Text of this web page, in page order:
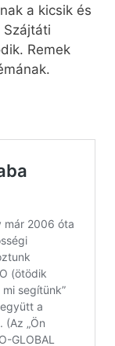
a kicsik és
Szájtáti
Remek